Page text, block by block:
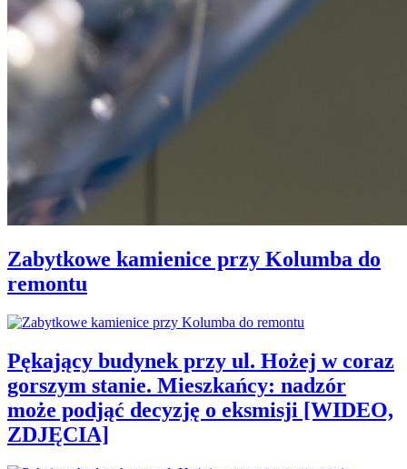
Zabytkowe kamienice przy Kolumba do
remontu
Pękający budynek przy ul. Hożej w coraz
gorszym stanie. Mieszkańcy: nadzór
może podjąć decyzję o eksmisji [WIDEO,
ZDJĘCIA]